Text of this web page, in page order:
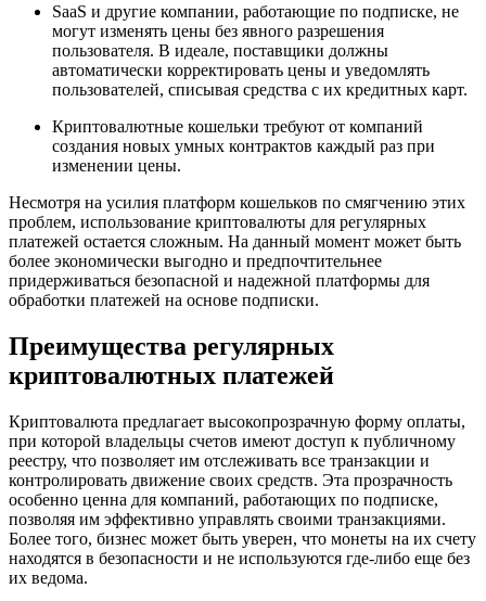
SaaS и другие компании, работающие по подписке, не
могут изменять цены без явного разрешения
пользователя. В идеале, поставщики должны
автоматически корректировать цены и уведомлять
пользователей, списывая средства с их кредитных карт.
Криптовалютные кошельки требуют от компаний
создания новых умных контрактов каждый раз при
изменении цены.
Несмотря на усилия платформ кошельков по смягчению этих
проблем, использование криптовалюты для регулярных
платежей остается сложным. На данный момент может быть
более экономически выгодно и предпочтительнее
придерживаться безопасной и надежной платформы для
обработки платежей на основе подписки.
Преимущества регулярных
криптовалютных платежей
Криптовалюта предлагает высокопрозрачную форму оплаты,
при которой владельцы счетов имеют доступ к публичному
реестру, что позволяет им отслеживать все транзакции и
контролировать движение своих средств. Эта прозрачность
особенно ценна для компаний, работающих по подписке,
позволяя им эффективно управлять своими транзакциями.
Более того, бизнес может быть уверен, что монеты на их счету
находятся в безопасности и не используются где-либо еще без
их ведома.